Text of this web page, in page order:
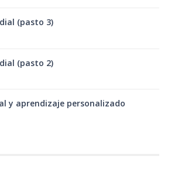
(pasto 3)
(pasto 2)
y aprendizaje personalizado